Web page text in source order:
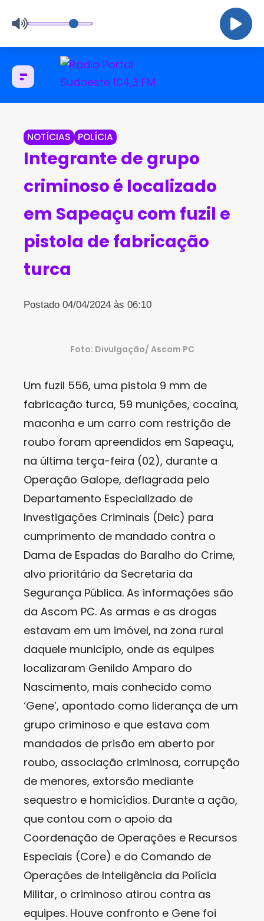
NOTÍCIAS POLÍCIA
Integrante de grupo
criminoso é localizado
em Sapeaçu com fuzil e
pistola de fabricação
turca
Postado 04/04/2024 às 06:10
Foto: Divulgação/ Ascom PC
Um fuzil 556, uma pistola 9 mm de
fabricação turca, 59 munições, cocaína,
maconha e um carro com restrição de
roubo foram apreendidos em Sapeaçu,
na última terça-feira (02), durante a
Operação Galope, deflagrada pelo
Departamento Especializado de
Investigações Criminais (Deic) para
cumprimento de mandado contra o
Dama de Espadas do Baralho do Crime,
alvo prioritário da Secretaria da
Segurança Pública. As informações são
da Ascom PC. As armas e as drogas
estavam em um imóvel, na zona rural
daquele município, onde as equipes
localizaram Genildo Amparo do
Nascimento, mais conhecido como
‘Gene’, apontado como liderança de um
grupo criminoso e que estava com
mandados de prisão em aberto por
roubo, associação criminosa, corrupção
de menores, extorsão mediante
sequestro e homicídios. Durante a ação,
que contou com o apoio da
Coordenação de Operações e Recursos
Especiais (Core) e do Comando de
Operações de Inteligência da Polícia
Militar, o criminoso atirou contra as
equipes. Houve confronto e Gene foi